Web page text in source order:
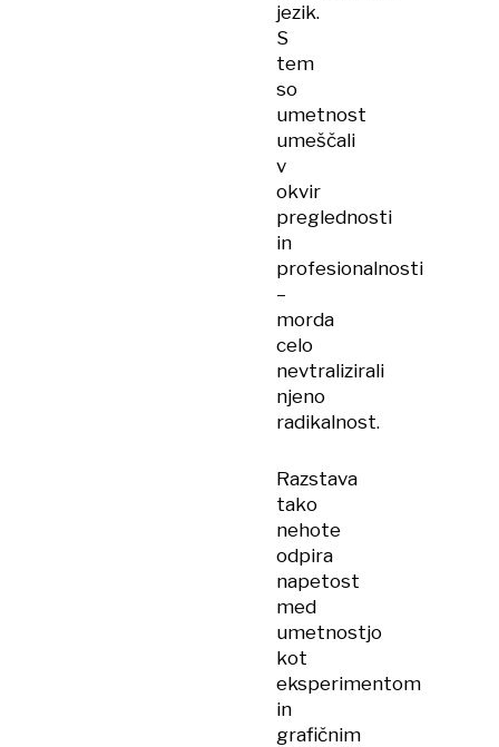
jezik.
S
tem
so
umetnost
umeščali
v
okvir
preglednosti
in
profesionalnosti
–
morda
celo
nevtralizirali
njeno
radikalnost.
Razstava
tako
nehote
odpira
napetost
med
umetnostjo
kot
eksperimentom
in
grafičnim